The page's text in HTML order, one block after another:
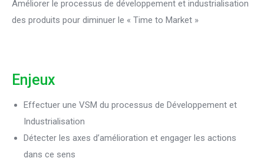
Améliorer le processus de développement et industrialisation
des produits pour diminuer le « Time to Market »
Enjeux
Effectuer une VSM du processus de Développement et
Industrialisation
Détecter les axes d’amélioration et engager les actions
dans ce sens